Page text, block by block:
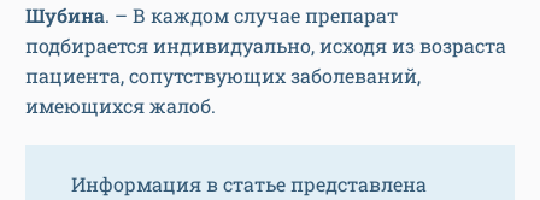
Шубина. – В каждом случае препарат
подбирается индивидуально, исходя из возраста
пациента, сопутствующих заболеваний,
имеющихся жалоб.
Информация в статье представлена